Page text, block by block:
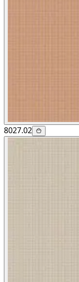
8027.02